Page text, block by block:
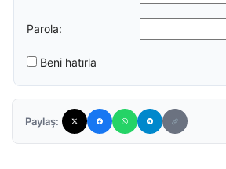
Parola:
Beni hatırla
Paylaş: